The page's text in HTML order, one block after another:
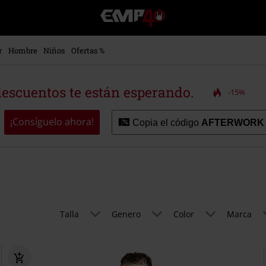
EMP
-
Música,
Merch
Ropa
Alternativa
Hombre Niños Ofertas %
te están esperando. -15%
¡Consíguelo ahora! Copia el código AFTERWORK
Talla Genero Color Marca